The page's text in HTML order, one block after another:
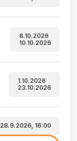
8.10.2026
10.10.2026
1.10.2026
23.10.2026
28.9.2026, 16:00